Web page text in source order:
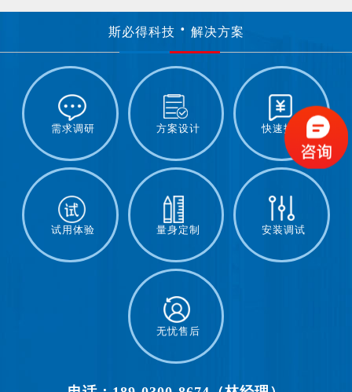
斯必得科技 解决方案
需求调研 方案设计 快速报价
试用体验 量身定制 安装调试
无忧售后